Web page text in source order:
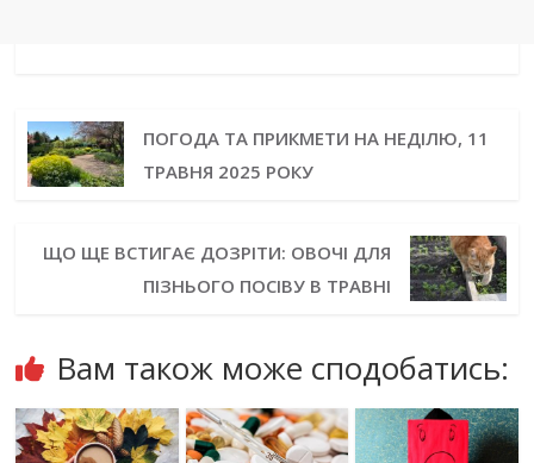
ПОГОДА ТА ПРИКМЕТИ НА НЕДІЛЮ, 11
ТРАВНЯ 2025 РОКУ
ЩО ЩЕ ВСТИГАЄ ДОЗРІТИ: ОВОЧІ ДЛЯ
ПІЗНЬОГО ПОСІВУ В ТРАВНІ
Вам також може сподобатись: